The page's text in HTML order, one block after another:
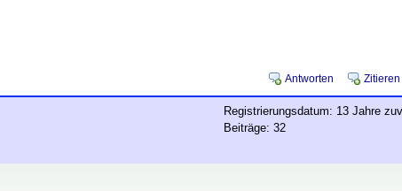
Antworten Zitieren
Registrierungsdatum: 13 Jahre
Beiträge: 32